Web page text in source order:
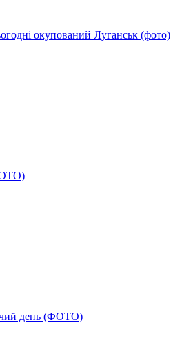
окупований Луганськ (фото)
день (ФОТО)